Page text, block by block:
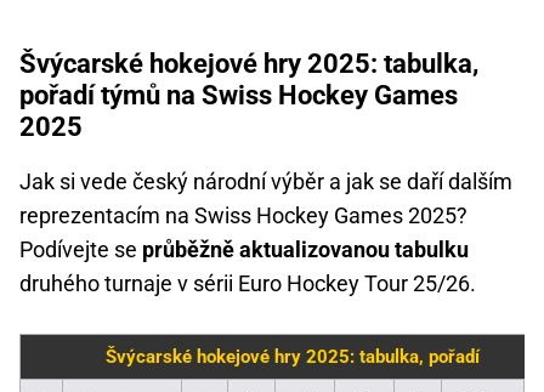
Švýcarské hokejové hry 2025: tabulka,
pořadí týmů na Swiss Hockey Games
2025
Jak si vede český národní výběr a jak se daří dalším
reprezentacím na Swiss Hockey Games 2025?
Podívejte se průběžně aktualizovanou tabulku
druhého turnaje v sérii Euro Hockey Tour 25/26.
Švýcarské hokejové hry 2025: tabulka, pořadí